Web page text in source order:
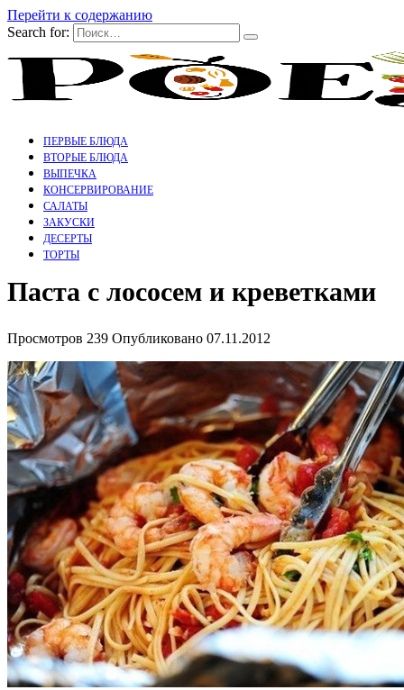
Перейти к содержанию
Search for:
ПЕРВЫЕ БЛЮДА
ВТОРЫЕ БЛЮДА
ВЫПЕЧКА
КОНСЕРВИРОВАНИЕ
САЛАТЫ
ЗАКУСКИ
ДЕСЕРТЫ
ТОРТЫ
Паста с лососем и креветками
Просмотров 239 Опубликовано 07.11.2012